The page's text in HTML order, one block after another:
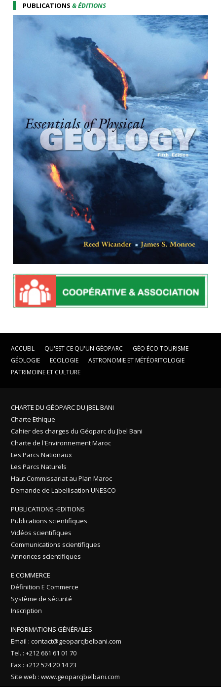
PUBLICATIONS& ÉDITIONS
ACCUEIL QU'EST CE QU'UN GÉOPARC
GÉO ÉCO TOURISME
GÉOLOGIE
ECOLOGIE
ASTRONOMIE ET MÉTÉORITOLOGIE
PATRIMOINE ET CULTURE
CHARTE DU GÉOPARC DU JBEL BANI
Charte Ethique
Cahier des charges du Géoparc du Jbel Bani
Charte de l'Environnement Maroc
Les Parcs Nationaux
Les Parcs Naturels
Haut Commissariat au Plan Maroc
Demande de Labellisation UNESCO
PUBLICATIONS -EDITIONS
Publications scientifiques
Vidéos scientifiques
Communications scientifiques
Annonces scientifiques
E COMMERCE
Définition E Commerce
Système de sécurité
Inscription
INFORMATIONS GÉNÉRALES
Email : contact@geoparcjbelbani.com
Tel. : +212 661 61 01 70
Fax : +212 524 20 14 23
Site web : www.geoparcjbelbani.com